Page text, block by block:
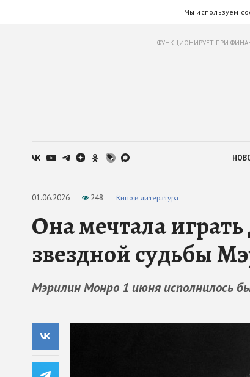
Мы используем
ФУНКЦИОНИРУЕТ ПРИ
01.06.2026 248 Кино и литература
Она мечтала
звездной судьбы
Мэрилин Монро 1 июня исполнилось